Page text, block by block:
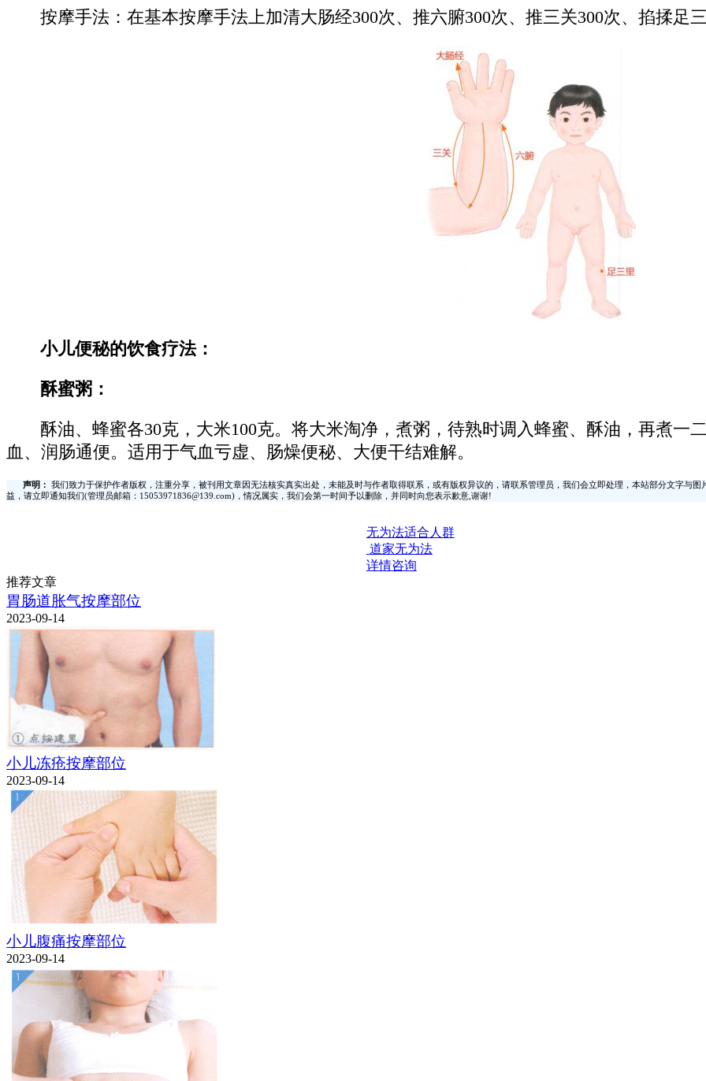
按摩手法：在基本按摩手法上加清大肠经300次、推六腑300次、推三关300次、掐揉足三
小儿便秘的饮食疗法：
酥蜜粥：
酥油、蜂蜜各30克，大米100克。将大米淘净，煮粥，待熟时调入蜂蜜、酥油，再煮一
血、润肠通便。适用于气血亏虚、肠燥便秘、大便干结难解。
声明：
我们致力于保护作者版权，注重分享，被刊用文章因无法核实真实出处，未能及时与作者取得联系，或有版权异议的，请联系管理员，我们会立即处理，本站部分文字与
益，请立即通知我们(管理员邮箱：15053971836@139.com)，情况属实，我们会第一时间予以删除，并同时向您表示歉意,谢谢!
无为法适合人群
道家无为法
详情咨询
推荐文章
胃肠道胀气按摩部位
2023-09-14
小儿冻疮按摩部位
2023-09-14
小儿腹痛按摩部位
2023-09-14